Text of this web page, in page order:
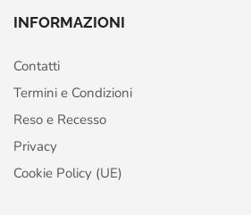
INFORMAZIONI
Contatti
Termini e Condizioni
Reso e Recesso
Privacy
Cookie Policy (UE)